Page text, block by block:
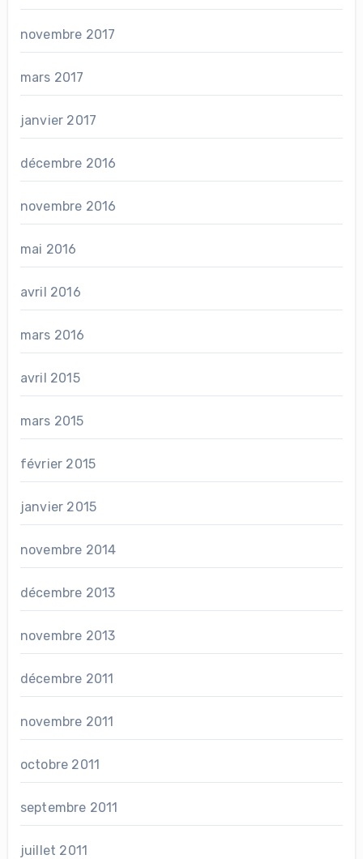
novembre 2017
mars 2017
janvier 2017
décembre 2016
novembre 2016
mai 2016
avril 2016
mars 2016
avril 2015
mars 2015
février 2015
janvier 2015
novembre 2014
décembre 2013
novembre 2013
décembre 2011
novembre 2011
octobre 2011
septembre 2011
juillet 2011